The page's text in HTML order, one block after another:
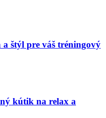
štýl pre váš tréningový
kútik na relax a